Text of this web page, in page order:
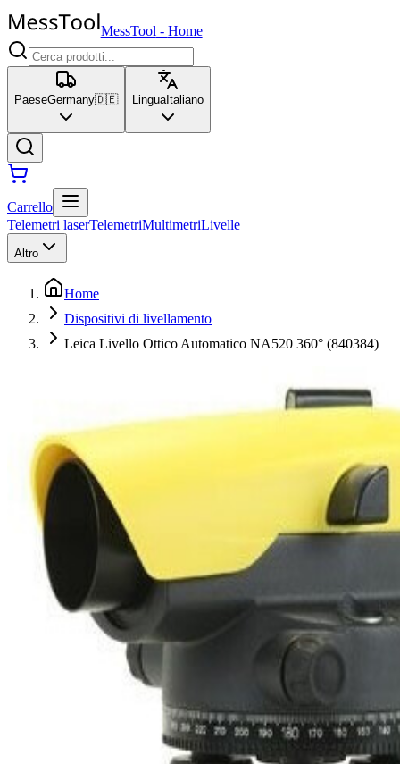
MessTool - Home
PaeseGermany🇩🇪 LinguaItaliano
Carrello
Telemetri laserTelemetriMultimetriLivelle
Altro
Home
Dispositivi di livellamento
Leica Livello Ottico Automatico NA520 360° (840384)